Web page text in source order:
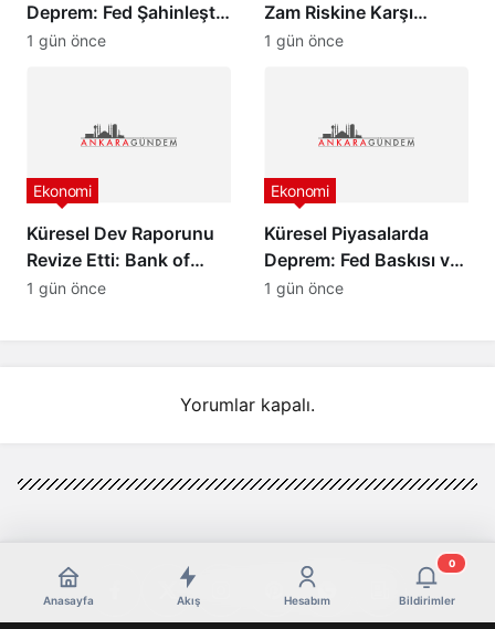
Deprem: Fed Şahinleşti,
Değerli Metaller Çakıldı!
1 gün önce
Zam Riskine Karşı
Formül: Ak Parti Meclis
1 gün önce
Küresel Dev Raporunu
Revize Etti: Bank of
America’dan Türkiye
Ekonomi
1 gün önce
Küresel Piyasalarda
Deprem: Fed Baskısı ve
Barış Rüzgarları Altını
Ekonomi
1 gün önce
Yorumlar kapalı.
Anasayfa Akış Hesabım Bildirimler
0